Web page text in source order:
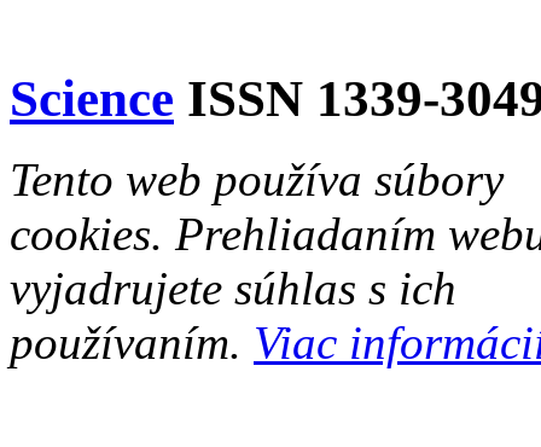
Science ISSN 1339-
Tento web používa súbory
cookies. Prehliadaním
vyjadrujete súhlas s ich
používaním. Viac